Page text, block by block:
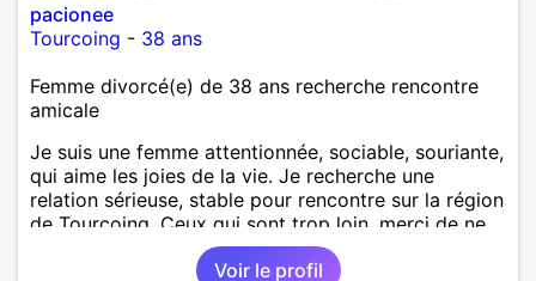
pacionee
Tourcoing - 38 ans
Femme divorcé(e) de 38 ans recherche rencontre
amicale
Je suis une femme attentionnée, sociable, souriante,
qui aime les joies de la vie. Je recherche une
relation sérieuse, stable pour rencontre sur la région
de Tourcoing. Ceux qui sont trop loin, merci de ne
pas me contacter et pour les autres je ne
manquerais pas de vous répondre et ce sera avec
Voir le profil